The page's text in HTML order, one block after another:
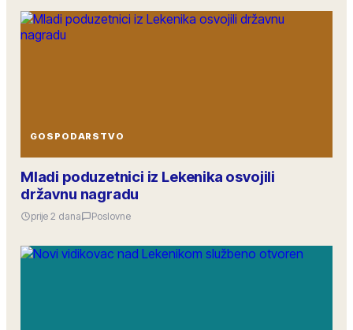
GOSPODARSTVO
Mladi poduzetnici iz Lekenika osvojili
državnu nagradu
prije 2 dana Poslovne